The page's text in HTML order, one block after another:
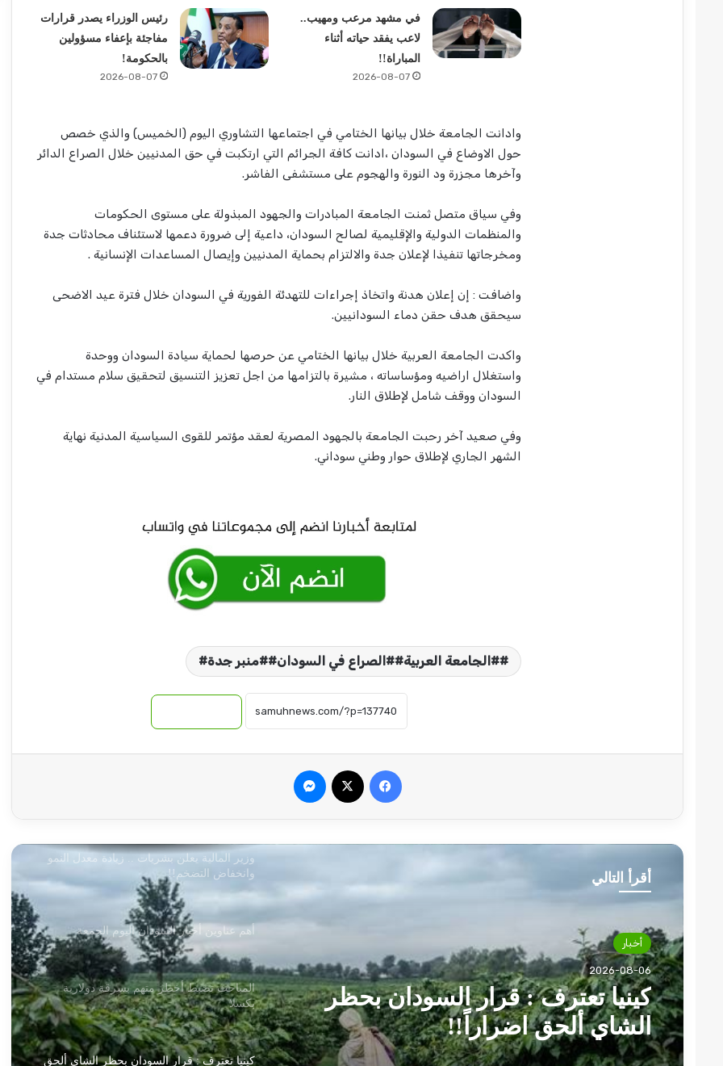
في مشهد مرعب ومهيب..
لاعب يفقد حياته أثناء
المباراة!!
2026-08-07
رئيس الوزراء يصدر قرارات
مفاجئة بإعفاء مسؤولين
بالحكومة!
2026-08-07
وادانت الجامعة خلال بيانها الختامي في اجتماعها التشاوري اليوم (الخميس) والذي خصص
حول الاوضاع في السودان ،ادانت كافة الجرائم التي ارتكبت في حق المدنيين خلال الصراع الدائر
وآخرها مجزرة ود النورة والهجوم على مستشفى الفاشر.
وفي سياق متصل ثمنت الجامعة المبادرات والجهود المبذولة على مستوى الحكومات
والمنظمات الدولية والإقليمية لصالح السودان، داعية إلى ضرورة دعمها لاستئناف محادثات جدة
ومخرجاتها تنفيذا لإعلان جدة والالتزام بحماية المدنيين وإيصال المساعدات الإنسانية .
واضافت : إن إعلان هدنة واتخاذ إجراءات للتهدئة الفورية في السودان خلال فترة عيد الاضحى
سيحقق هدف حقن دماء السودانيين.
واكدت الجامعة العربية خلال بيانها الختامي عن حرصها لحماية سيادة السودان ووحدة
واستغلال اراضيه ومؤساساته ، مشيرة بالتزامها من اجل تعزيز التنسيق لتحقيق سلام مستدام في
السودان ووقف شامل لإطلاق النار.
وفي صعيد آخر رحبت الجامعة بالجهود المصرية لعقد مؤتمر للقوى السياسية المدنية نهاية
الشهر الجاري لإطلاق حوار وطني سوداني.
#الجامعة العربية##الصراع في السودان##منبر جدة#
فيسبوك
أقرأ التالي
أخبار
2026-08-06
كينيا تعترف : قرار السودان بحظر
الشاي ألحق اضراراً!!
وزير المالية يدعو للشفافية في الحسابات البنكية
بمنظمات الامم المتحدة العاملة بالخرطوم.
على مجرى النيل
ومخاوف من تجدد القتال !
وزير المالية يعلن بشريات .. زيادة معدل النمو
وانخفاض التضخم!!
أهم عناوين أخبار السودان اليوم الجمعة
المباحث تضبط أخطر متهم بسرقة دولارية
بكسلا
كينيا تعترف : قرار السودان بحظر الشاي ألحق